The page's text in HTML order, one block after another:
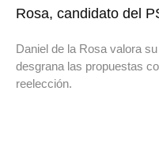
Rosa, candidato del
Daniel de la Rosa valora
desgrana las propuestas
reelección.